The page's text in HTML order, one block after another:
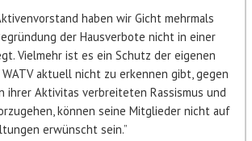
haben wir Gicht mehrmals
der Hausverbote nicht in einer
Vielmehr ist es ein Schutz der eigenen
aktuell nicht zu erkennen gibt, gegen
ihrer Aktivitas verbreiteten Rassismus und
können seine Mitglieder nicht auf
erwünscht sein.”